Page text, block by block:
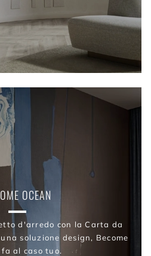
OCEAN
d'arredo con la Carta da
soluzione design, Become
fa al caso tuo.